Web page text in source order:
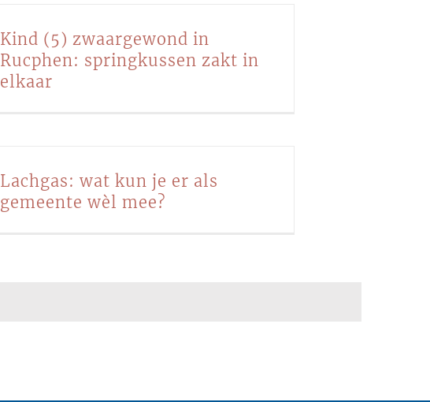
Kind (5) zwaargewond in
Rucphen: springkussen zakt in
elkaar
Lachgas: wat kun je er als
gemeente wèl mee?